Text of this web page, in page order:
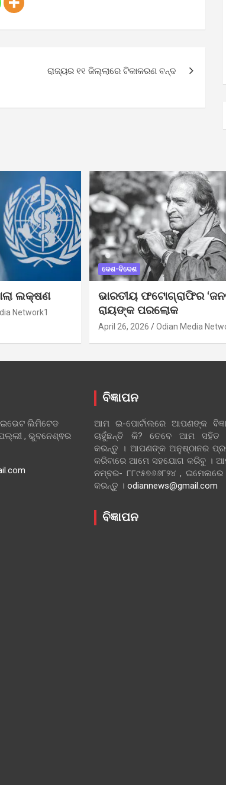
ରାଜ୍ୟର ୧୧ ଜିଲ୍ଲାରେ ଟିକାକରଣ ବନ୍ଦ
ଲକ୍ଷଣ
Network1
ଦେଶ-ବିଦେଶ
ଭାରତୀୟ ଫଟୋଗ୍ରାଫିର
ରାୟଙ୍କ ପରଲୋକ
April 26, 2026 Odian Media
ଲିମିଟେଡ
, ଭୁବନେଶ୍ଵର
ବିଜ୍ଞାପନ
ଆମ ଇ-ପୋର୍ଟାଲରେ ଆପଣଙ୍କ
ଚାହୁଁଛନ୍ତି କି? ତେବେ ଆମ ସହିତ
କରନ୍ତୁ । ଆପଣଙ୍କ ଅନୁଷ୍ଠାନର
କରିବାରେ ଆମେ ସହଯୋଗ କରିବୁ ।
ନମ୍ବର- ୮୮୯୫୭୬୬୮୨୪ ,
କରନ୍ତୁ । odiannews@gmail.com
ବିଜ୍ଞାପନ